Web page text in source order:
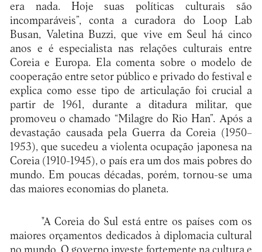
era nada. Hoje suas políticas culturais são
incomparáveis”, conta a curadora do Loop Lab
Busan, Valetina Buzzi, que vive em Seul há cinco
anos e é especialista nas relações culturais entre
Coreia e Europa. Ela comenta sobre o modelo de
cooperação entre setor público e privado do festival e
explica como esse tipo de articulação foi crucial a
partir de 1961, durante a ditadura militar, que
promoveu o chamado “Milagre do Rio Han”. Após a
devastação causada pela Guerra da Coreia (1950–
1953), que sucedeu a violenta ocupação japonesa na
Coreia (1910-1945), o país era um dos mais pobres do
mundo. Em poucas décadas, porém, tornou-se uma
das maiores economias do planeta.
"A Coreia do Sul está entre os países com os
maiores orçamentos dedicados à diplomacia cultural
no mundo. O governo investe fortemente na cultura e